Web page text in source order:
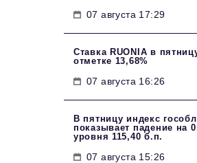
07 августа 17:29
Ставка RUONIA в
отметке 13,68%
07 августа 16:26
В пятницу индекс
показывает падение на
уровня 115,40 б.п.
07 августа 15:26